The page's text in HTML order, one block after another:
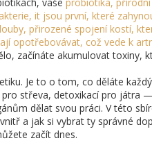
, it jsou první, které
, přirozené spojení kostí,
opotřebovávat, což vede k
začínáte akumulovat toxiny,
Je to o tom, co děláte
střeva, detoxikací pro játra
dělat svou práci. V této
a jak si vybrat ty správné
začít dnes.